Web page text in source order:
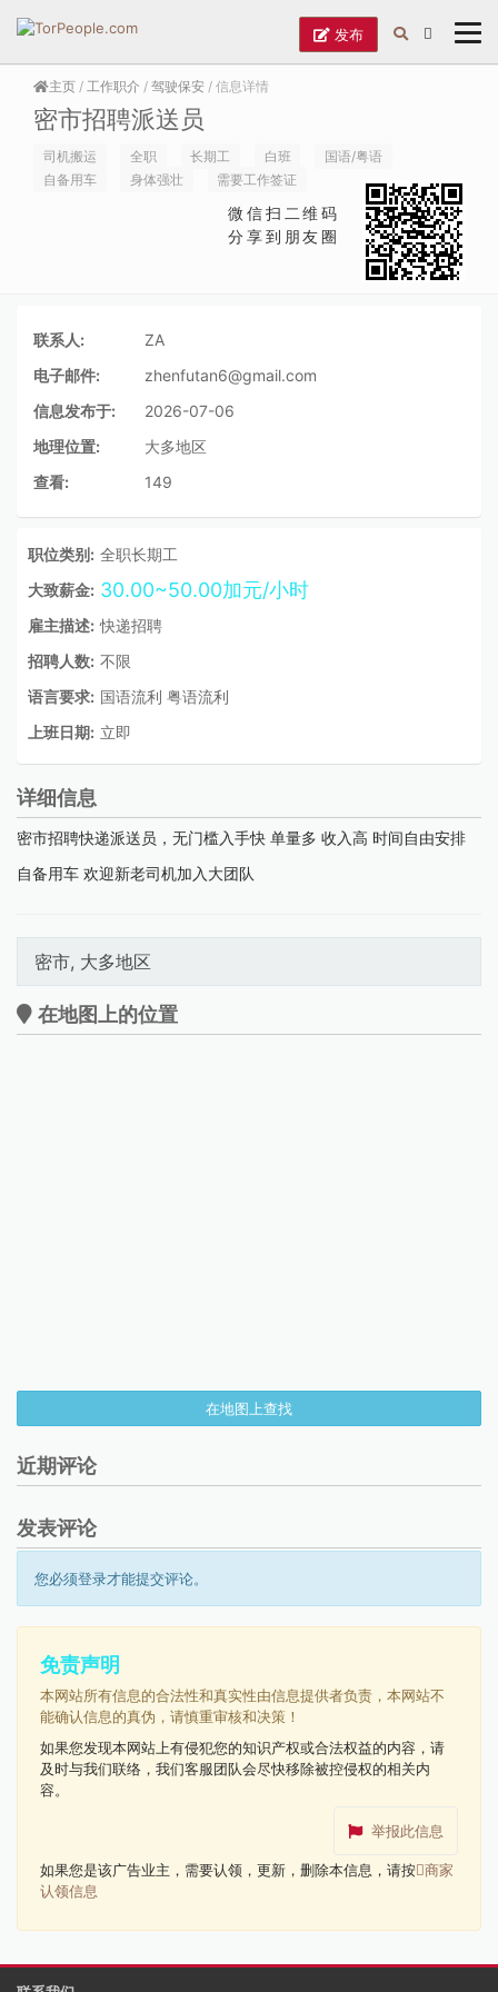
发布
主页 / 工作职介 / 驾驶保安 / 信息详情
密市招聘派送员
司机搬运 全职 长期工 白班
国语/粤语
自备用车
身体强壮 需要工作签证
微信扫二维码
分享到朋友圈
联系人:
ZA
电子邮件:
zhenfutan6@gmail.com
信息发布于:
2026-07-06
地理位置:
大多地区
查看:
149
职位类别: 全职长期工
大致薪金: 30.00~50.00加元/小时
雇主描述: 快递招聘
招聘人数: 不限
语言要求: 国语流利 粤语流利
上班日期: 立即
详细信息
密市招聘快递派送员，无门槛入手快 单量多 收入高 时间自由安排
自备用车 欢迎新老司机加入大团队
密市, 大多地区
在地图上的位置
在地图上查找
近期评论
发表评论
您必须登录才能提交评论。
免责声明
本网站所有信息的合法性和真实性由信息提供者负责，本网站不
能确认信息的真伪，请慎重审核和决策！
如果您发现本网站上有侵犯您的知识产权或合法权益的内容，请
及时与我们联络，我们客服团队会尽快移除被控侵权的相关内
容。
举报此信息
如果您是该广告业主，需要认领，更新，删除本信息，请按 商家
认领信息